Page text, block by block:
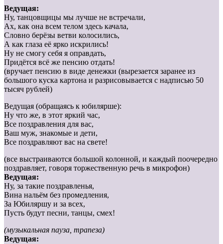
Ведущая:
Ну, танцовщицы мы лучше не встречали,
Ах, как она всем телом здесь качала,
Словно берёзы ветви колосились,
А как глаза её ярко искрились!
Ну не смогу себя я оправдать,
Придётся всё же пенсию отдать!
(вручает пенсию в виде денежки (вырезается заранее из
большого куска картона и разрисовывается с надписью 50
тысяч рублей)
Ведущая (обращаясь к юбилярше):
Ну что же, в этот яркий час,
Все поздравления для вас,
Ваш муж, знакомые и дети,
Все поздравляют вас на свете!
(все выстраиваются большой колонной, и каждый поочередно
поздравляет, говоря торжественную речь в микрофон)
Ведущая:
Ну, за такие поздравленья,
Вина нальём без промедления,
За Юбиляршу и за всех,
Пусть будут песни, танцы, смех!
(музыкальная пауза, трапеза)
Ведущая: